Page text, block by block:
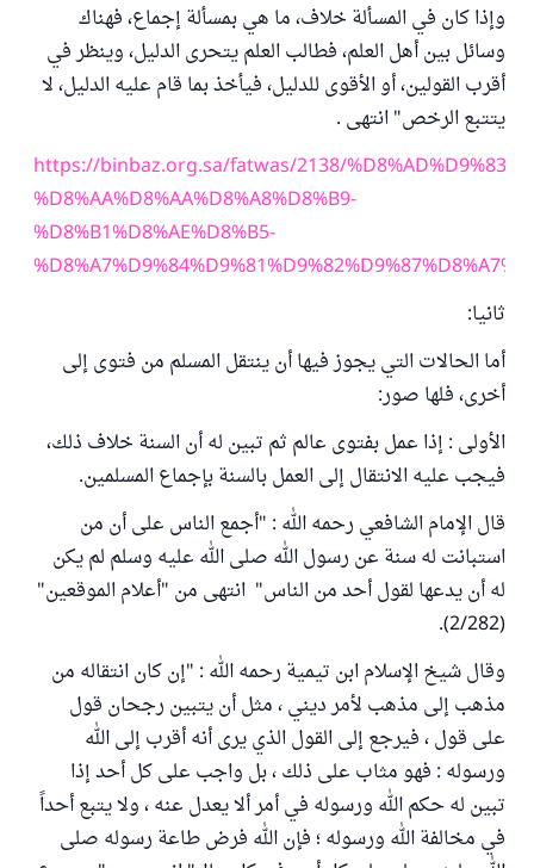
وإذا كان في المسألة خلاف، ما هي بمسألة إجماع، فهناك
وسائل بين أهل العلم، فطالب العلم يتحرى الدليل، وينظر في
أقرب القولين، أو الأقوى للدليل، فيأخذ بما قام عليه الدليل، لا
يتتبع الرخص" انتهى .
https://binbaz.org.sa/fatwas/2138/
%D8%AA%D8%AA%D8%A8%D8%B9-
%D8%B1%D8%AE%D8%B5-
ثانيا:
أما الحالات التي يجوز فيها أن ينتقل المسلم من فتوى إلى
أخرى، فلها صور:
الأولى : إذا عمل بفتوى عالم ثم تبين له أن السنة خلاف ذلك،
فيجب عليه الانتقال إلى العمل بالسنة بإجماع المسلمين.
قال الإمام الشافعي رحمه الله : "أجمع الناس على أن من
استبانت له سنة عن رسول الله صلى الله عليه وسلم لم يكن
له أن يدعها لقول أحد من الناس" انتهى من "أعلام الموقعين"
وقال شيخ الإسلام ابن تيمية رحمه الله : "إن كان انتقاله من
مذهب إلى مذهب لأمر ديني ، مثل أن يتبين رجحان قول
على قول ، فيرجع إلى القول الذي يرى أنه أقرب إلى الله
ورسوله : فهو مثاب على ذلك ، بل واجب على كل أحد إذا
تبين له حكم الله ورسوله في أمر ألا يعدل عنه ، ولا يتبع أحداً
في مخالفة الله ورسوله ؛ فإن الله فرض طاعة رسوله صلى